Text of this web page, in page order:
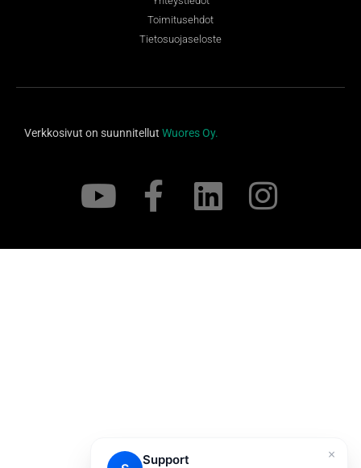
Toimitusehdot
Tietosuojaseloste
Verkkosivut on suunnitellut Wuores Oy.
×
Support